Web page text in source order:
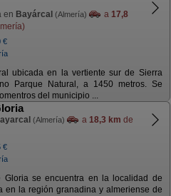
en Bayárcal (Almería) a 17,8
€
ubicada en la vertiente sur de Sierra
Parque Natural, a 1450 metros. Se
del municipio ...
(Almería) a 18,3 km de
€
Gloria se encuentra en la localidad de
en la región granadina y almeriense de